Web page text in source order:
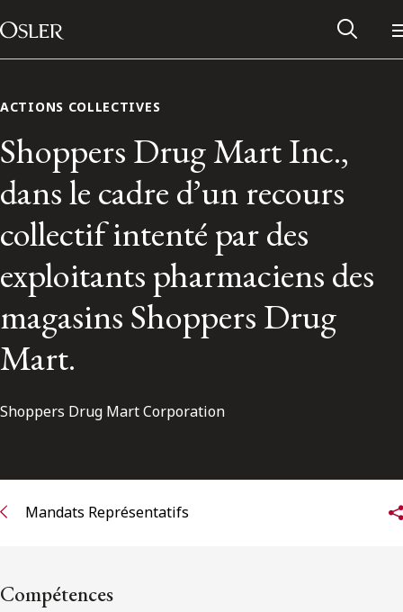
Passer au contenu
Main Navigation
Réseau des anciens d’Osler
Contactez-nous
ENGLISH
S’abonner
ACTIONS COLLECTIVES
Shoppers Drug Mart Inc.,
dans le cadre d’un recours
collectif intenté par des
exploitants pharmaciens des
magasins Shoppers Drug
Mart.
Shoppers Drug Mart Corporation
Mandats Représentatifs
Compétences